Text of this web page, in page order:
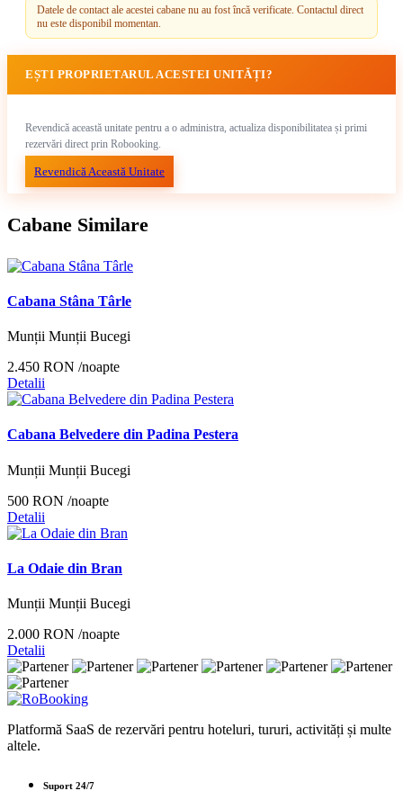
Datele de contact ale acestei cabane nu au fost încă verificate. Contactul direct
nu este disponibil momentan.
EȘTI PROPRIETARUL ACESTEI UNITĂȚI?
Revendică această unitate pentru a o administra, actualiza disponibilitatea și primi
rezervări direct prin Robooking.
Revendică Această Unitate
Cabane Similare
Cabana Stâna Târle
Munții Munții Bucegi
2.450 RON /noapte
Detalii
Cabana Belvedere din Padina Pestera
Munții Munții Bucegi
500 RON /noapte
Detalii
La Odaie din Bran
Munții Munții Bucegi
2.000 RON /noapte
Detalii
Platformă SaaS de rezervări pentru hoteluri, tururi, activități și multe
altele.
Suport 24/7